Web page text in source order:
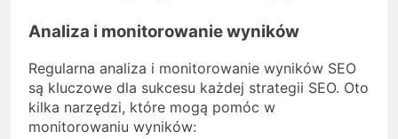
Analiza i monitorowanie wyników
Regularna analiza i monitorowanie wyników SEO
są kluczowe dla sukcesu każdej strategii SEO. Oto
kilka narzędzi, które mogą pomóc w
monitorowaniu wyników: